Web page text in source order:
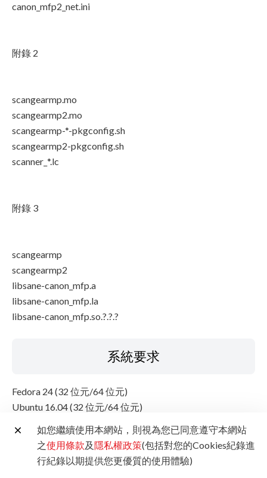
canon_mfp2_net.ini
附錄 2
scangearmp.mo
scangearmp2.mo
scangearmp-*-pkgconfig.sh
scangearmp2-pkgconfig.sh
scanner_*.lc
附錄 3
scangearmp
scangearmp2
libsane-canon_mfp.a
libsane-canon_mfp.la
libsane-canon_mfp.so.?.?.?
系統要求
Fedora 24 (32 位元/64 位元)
Ubuntu 16.04 (32 位元/64 位元)
設置說明
如您繼續使用本網站，則視為您已同意遵守本網站
之使用條款及隱私權政策(包括對您的Cookies紀錄進
行紀錄以期提供您更優質的使用體驗)